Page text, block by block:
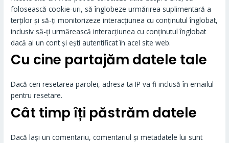
folosească cookie-uri, să înglobeze urmărirea suplimentară a
terților și să-ți monitorizeze interacțiunea cu conținutul înglobat,
inclusiv să-ți urmărească interacțiunea cu conținutul înglobat
dacă ai un cont și ești autentificat în acel site web.
Cu cine partajăm datele tale
Dacă ceri resetarea parolei, adresa ta IP va fi inclusă în emailul
pentru resetare.
Cât timp îți păstrăm datele
Dacă lași un comentariu, comentariul și metadatele lui sunt